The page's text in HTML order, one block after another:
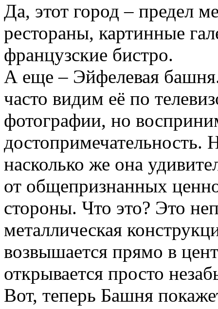
Да, этот город – предел
рестораны, картинные
французские бистро.
А еще – Эйфелевая
часто видим её по
фотографии, но
достопримечательность.
насколько же она
от общепризнанных
стороны. Что это? Это
металлическая
возвышается прямо в
открывается просто
Вот, теперь Башня